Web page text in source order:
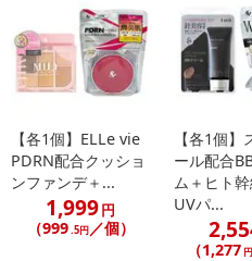
■その他共通および商品カテゴリ
さい）
【各1個】ELLe vie
PDRN配合クッショ
ンファンデ＋...
1,999円
（999.5円／個）
【各1個】
ール配合
ム＋ヒト
UVパ...
（1,277 円